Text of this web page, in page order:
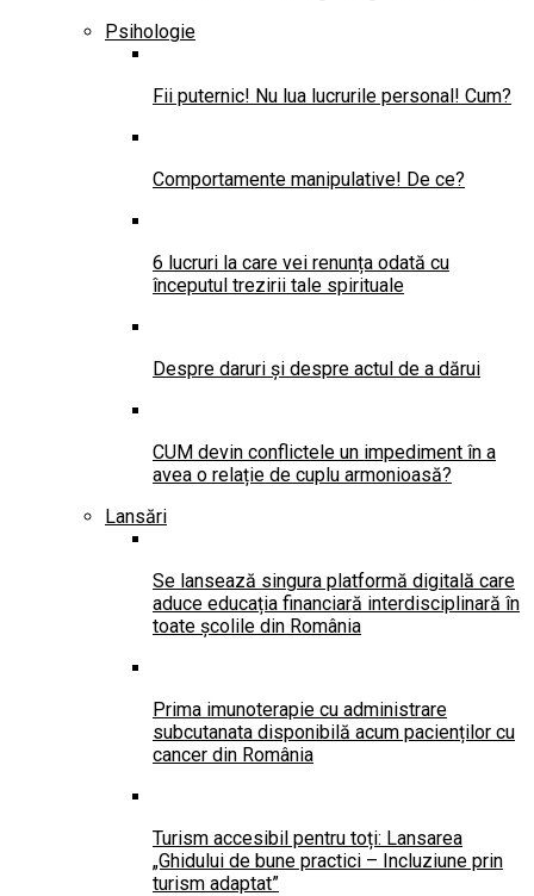
Psihologie
Fii puternic! Nu lua lucrurile personal! Cum?
Comportamente manipulative! De ce?
6 lucruri la care vei renunța odată cu
începutul trezirii tale spirituale
Despre daruri și despre actul de a dărui
CUM devin conflictele un impediment în a
avea o relație de cuplu armonioasă?
Lansări
Se lansează singura platformă digitală care
aduce educația financiară interdisciplinară în
toate școlile din România
Prima imunoterapie cu administrare
subcutanata disponibilă acum pacienților cu
cancer din România
Turism accesibil pentru toți: Lansarea
„Ghidului de bune practici – Incluziune prin
turism adaptat”